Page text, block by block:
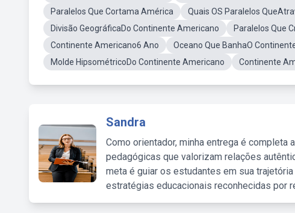
Paralelos Que Cortama América
Quais OS Paralelos
Divisão GeográficaDo Continente Americano
Paralelos Que
Continente Americano6 Ano
Oceano Que BanhaO
Molde HipsométricoDo Continente Americano
Continente
Sandra
Como orientador, minha entrega é
pedagógicas que valorizam relações
meta é guiar os estudantes em sua
estratégias educacionais reconhecidas por